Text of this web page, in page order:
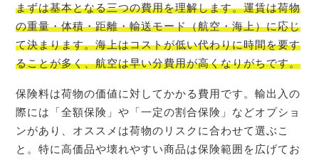
まずは基本となる三つの費用を理解します。運賃は荷物
の重量・体積・距離・輸送モード（航空・海上）に応じ
て決まります。海上はコストが低い代わりに時間を要す
ることが多く、航空は早い分費用が高くなりがちです。
保険料は荷物の価値に対してかかる費用です。輸出入の
際には「全額保険」や「一定の割合保険」などオプショ
ンがあり、オススメは荷物のリスクに合わせて選ぶこ
と。特に高価品や壊れやすい商品は保険範囲を広げてお